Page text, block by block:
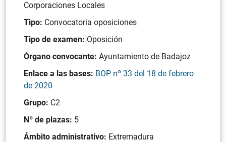
Corporaciones Locales
Tipo: Convocatoria oposiciones
Tipo de examen: Oposición
Órgano convocante: Ayuntamiento de Badajoz
Enlace a las bases: BOP nº 33 del 18 de febrero
de 2020
Grupo: C2
Nº de plazas: 5
Ámbito administrativo: Extremadura